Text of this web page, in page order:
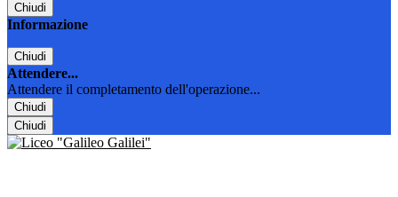
Chiudi
Informazione
Chiudi
Attendere...
Attendere il completamento dell'operazione...
Chiudi
Chiudi